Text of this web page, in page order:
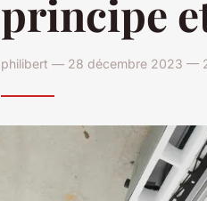
principe
philibert — 28 décembre 2023 —